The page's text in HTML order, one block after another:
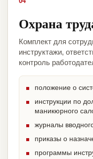
Охрана
Комплект для
инструктажи,
контроль
положение о
инструкции по
маникюрного
журналы
приказы о
программы